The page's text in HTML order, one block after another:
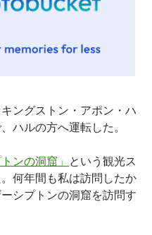
ングストン・アポン・ハ
ハルの方へ運転した。
ンの洞窟」
という観光ス
何年間も私は訪問したか
シプトンの洞窟を訪問す